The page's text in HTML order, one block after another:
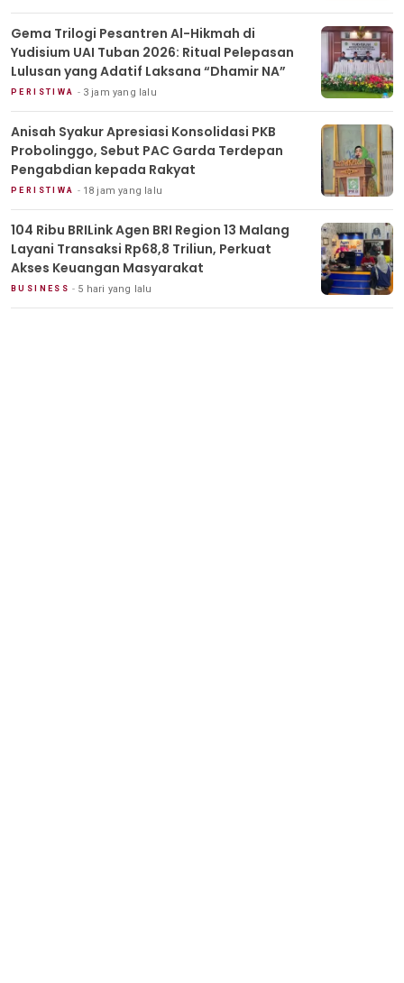
Gema Trilogi Pesantren Al-Hikmah di
Yudisium UAI Tuban 2026: Ritual Pelepasan
Lulusan yang Adatif Laksana “Dhamir NA”
PERISTIWA 3 jam yang lalu
Anisah Syakur Apresiasi Konsolidasi PKB
Probolinggo, Sebut PAC Garda Terdepan
Pengabdian kepada Rakyat
PERISTIWA 18 jam yang lalu
104 Ribu BRILink Agen BRI Region 13 Malang
Layani Transaksi Rp68,8 Triliun, Perkuat
Akses Keuangan Masyarakat
BUSINESS 5 hari yang lalu